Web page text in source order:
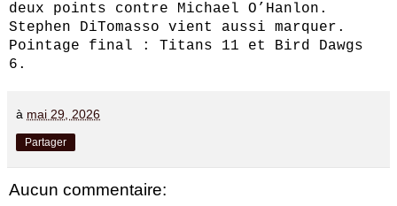
deux points contre Michael O’Hanlon.
Stephen DiTomasso vient aussi marquer.
Pointage final : Titans 11 et Bird Dawgs
6.
à mai 29, 2026
Partager
Aucun commentaire: